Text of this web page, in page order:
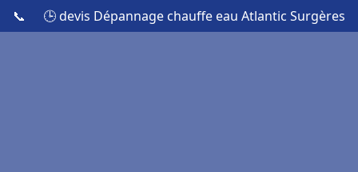
📞 🕒 devis Dépannage chauffe eau Atlantic Surgères